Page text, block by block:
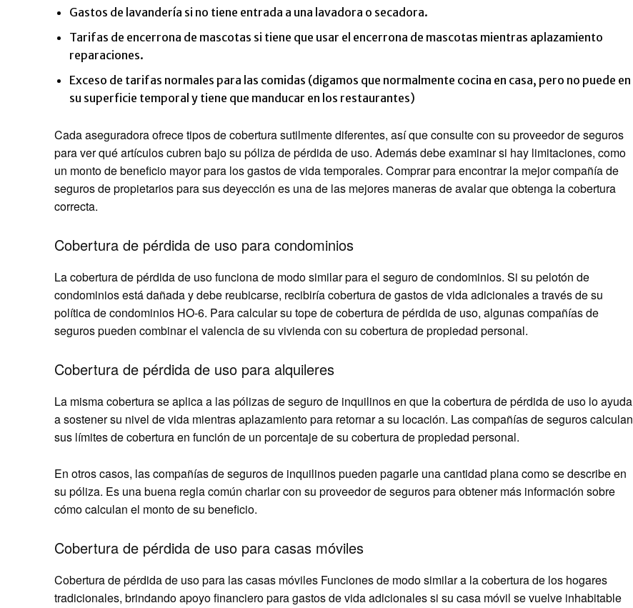
Gastos de lavandería si no tiene entrada a una lavadora o secadora.
Tarifas de encerrona de mascotas si tiene que usar el encerrona de mascotas mientras aplazamiento
reparaciones.
Exceso de tarifas normales para las comidas (digamos que normalmente cocina en casa, pero no puede en
su superficie temporal y tiene que manducar en los restaurantes)
Cada aseguradora ofrece tipos de cobertura sutilmente diferentes, así que consulte con su proveedor de seguros
para ver qué artículos cubren bajo su póliza de pérdida de uso. Además debe examinar si hay limitaciones, como
un monto de beneficio mayor para los gastos de vida temporales. Comprar para encontrar la mejor compañía de
seguros de propietarios para sus deyección es una de las mejores maneras de avalar que obtenga la cobertura
correcta.
Cobertura de pérdida de uso para condominios
La cobertura de pérdida de uso funciona de modo similar para el seguro de condominios. Si su pelotón de
condominios está dañada y debe reubicarse, recibiría cobertura de gastos de vida adicionales a través de su
política de condominios HO-6. Para calcular su tope de cobertura de pérdida de uso, algunas compañías de
seguros pueden combinar el valencia de su vivienda con su cobertura de propiedad personal.
Cobertura de pérdida de uso para alquileres
La misma cobertura se aplica a las pólizas de seguro de inquilinos en que la cobertura de pérdida de uso lo ayuda
a sostener su nivel de vida mientras aplazamiento para retornar a su locación. Las compañías de seguros calculan
sus límites de cobertura en función de un porcentaje de su cobertura de propiedad personal.
En otros casos, las compañías de seguros de inquilinos pueden pagarle una cantidad plana como se describe en
su póliza. Es una buena regla común charlar con su proveedor de seguros para obtener más información sobre
cómo calculan el monto de su beneficio.
Cobertura de pérdida de uso para casas móviles
Cobertura de pérdida de uso para las casas móviles Funciones de modo similar a la cobertura de los hogares
tradicionales, brindando apoyo financiero para gastos de vida adicionales si su casa móvil se vuelve inhabitable